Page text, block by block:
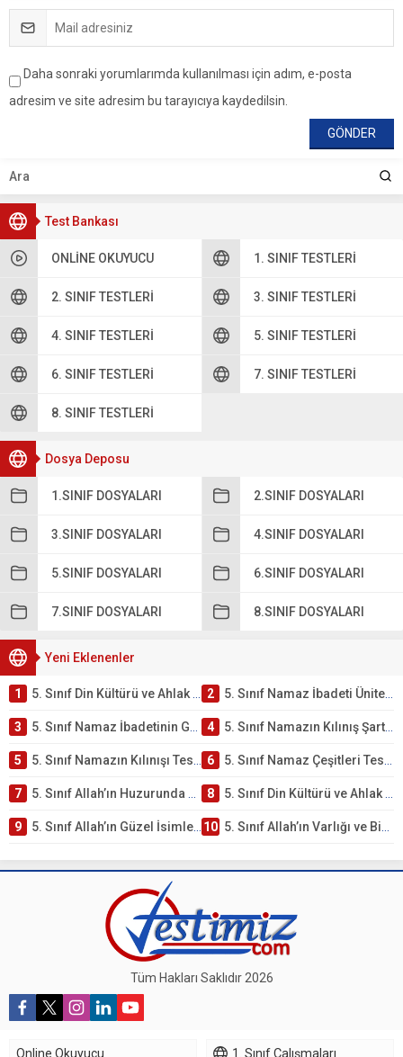
Test Bankası
ONLINE OKUYUCU 1. SINIF TESTLERI
2. SINIF TESTLERI 3. SINIF TESTLERI
4. SINIF TESTLERI 5. SINIF TESTLERI
6. SINIF TESTLERI 7. SINIF TESTLERI
8. SINIF TESTLERI
Dosya Deposu
1.SINIF DOSYALARI 2.SINIF DOSYALARI
3.SINIF DOSYALARI 4.SINIF DOSYALARI
5.SINIF DOSYALARI 6.SINIF DOSYALARI
7.SINIF DOSYALARI 8.SINIF DOSYALARI
Yeni Eklenenler
1 5. Sınıf Din Kültürü ve Ahlak Bilgisi 2. Ünite: Namaz İbadeti Çalışmaları 2 5. Sınıf Namaz İbadeti Ünite Testi – Online Çöz
3 5. Sınıf Namaz İbadetinin Getirdiği Faydalar Testi 4 5. Sınıf Namazın Kılınış Şartları Testi
5 5. Sınıf Namazın Kılınışı Testi – Online Çöz 6 5. Sınıf Namaz Çeşitleri Testi – Online Çöz
7 5. Sınıf Allah’ın Huzurunda Olmak – Namaz İbadeti Testi 8 5. Sınıf Din Kültürü ve Ahlak Bilgisi 1. Ünite: Allah İnancı Çalışmaları
9 5. Sınıf Allah’ın Güzel İsimleri Testi – Online Çöz 10 5. Sınıf Allah’ın Varlığı ve Birliği Testi – Online Çöz
Daha sonraki yorumlarımda kullanılması için adım, e-posta
adresim ve site adresim bu tarayıcıya kaydedilsin.
Tüm Hakları Saklıdır 2026
Online Okuyucu 1. Sınıf Çalışmaları